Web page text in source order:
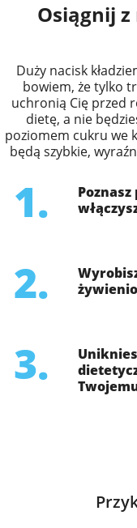
Osiągnij
Duży nacisk
bowiem, że tylko
uchronią Cię przed
dietę, a nie
poziomem cukru we
będą szybkie,
1.
2.
3.